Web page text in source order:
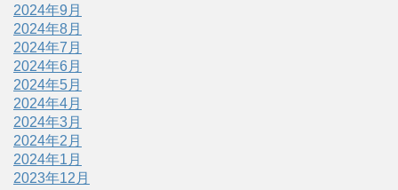
2024年9月
2024年8月
2024年7月
2024年6月
2024年5月
2024年4月
2024年3月
2024年2月
2024年1月
2023年12月